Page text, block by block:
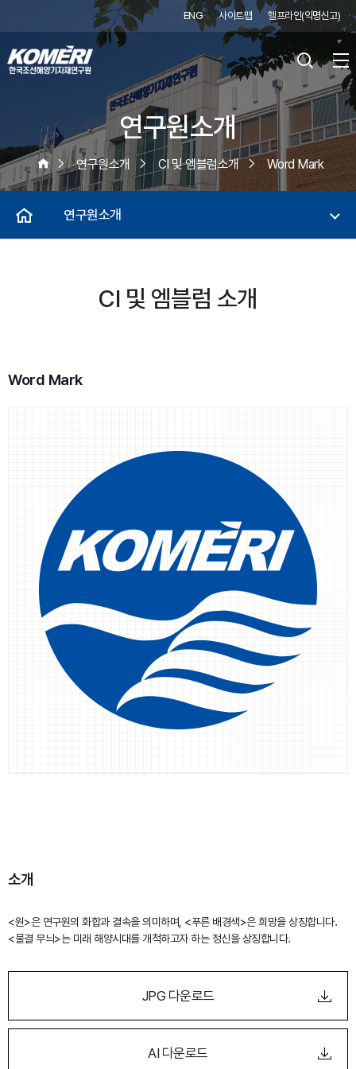
ENG 사이트맵 헬프라인(익명신고)
연구원소개
연구원소개 CI 및 엠블럼소개 Word Mark
연구원소개
CI 및 엠블럼 소개
Word Mark
소개
<원>은 연구원의 화합과 결속을 의미하며, <푸른 배경색>은 희망을 상징합니다.
<물결 무늬>는 미래 해양시대를 개척하고자 하는 정신을 상징합니다.
JPG 다운로드
AI 다운로드